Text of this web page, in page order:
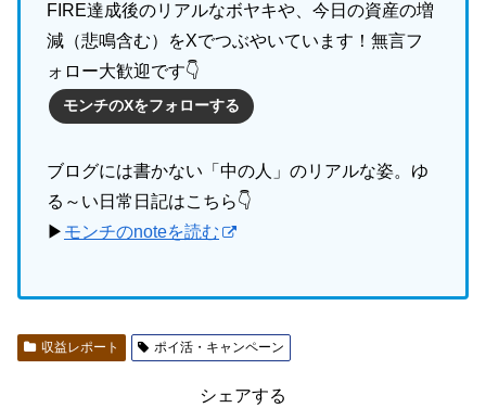
FIRE達成後のリアルなボヤキや、今日の資産の増
減（悲鳴含む）をXでつぶやいています！無言フ
ォロー大歓迎です👇
モンチのXをフォローする
ブログには書かない「中の人」のリアルな姿。ゆ
る～い日常日記はこちら👇
▶ モンチのnoteを読む
収益レポート ポイ活・キャンペーン
シェアする